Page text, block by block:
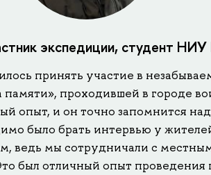
экспедиции, студент
принять участие в
проходившей в городе
опыт, и он точно запомнится
было брать интервью у
ведь мы сотрудничали с
был отличный опыт проведения